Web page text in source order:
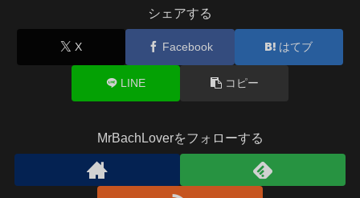
シェアする
X Facebook はてブ
LINE コピー
MrBachLoverをフォローする